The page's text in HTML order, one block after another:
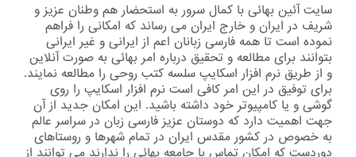
سایت آئین بهائی با کمال سرور به استحضار هم وطنان عزیز و
شریف در ایران و خارج ایران می رساند که امکانی را فراهم
نموده است تا همه فارسی زبانان اعم از ایرانی و غیر ایرانی
بتوانند برای مطالعه و تحقیق درباره امر بهائی به صورت آنلاین
و از طریق نرم افزار اسکایپ سلسه کتب روحی را مطالعه نمایند.
برای توفیق در این امر کافی است نرم افزار اسکایپ را روی
گوشی و یا کامپیوتر خود داشته باشید. این امکان جدید از آن
جهت اهمیت دارد که دوستان عزیز فارسی زبان در سراسر عالم
به خصوص در کشور مقدس ایران در تمام شهرها و روستاهای